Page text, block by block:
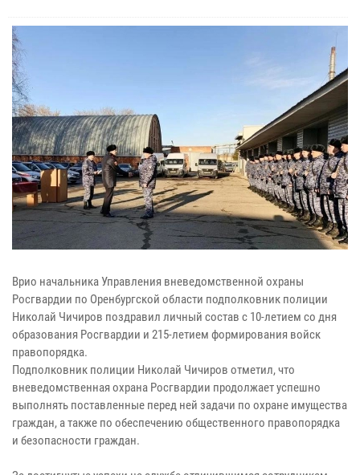
Врио начальника Управления вневедомственной охраны
Росгвардии по Оренбургской области подполковник полиции
Николай Чичиров поздравил личный состав с 10-летием со дня
образования Росгвардии и 215-летием формирования войск
правопорядка.
Подполковник полиции Николай Чичиров отметил, что
вневедомственная охрана Росгвардии продолжает успешно
выполнять поставленные перед ней задачи по охране имущества
граждан, а также по обеспечению общественного правопорядка
и безопасности граждан.